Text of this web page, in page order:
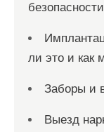
ли это и как
Заборы и
Выезд